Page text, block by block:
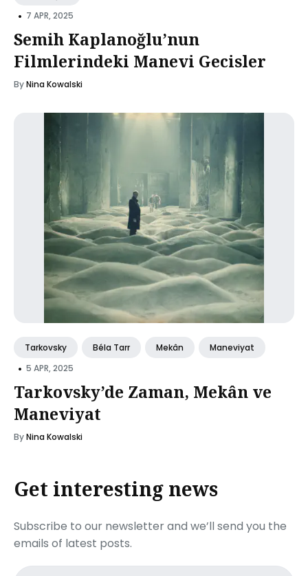
• 7 APR, 2025
Semih Kaplanoğlu’nun
Filmlerindeki Manevi Gecisler
ByNina Kowalski
Tarkovsky Béla Tarr Mekân Maneviyat
• 5 APR, 2025
Tarkovsky’de Zaman, Mekân ve
Maneviyat
ByNina Kowalski
Get interesting news
Subscribe to our newsletter and we’ll send you the
emails of latest posts.